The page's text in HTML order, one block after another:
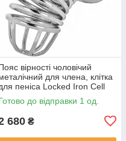
вірності чоловічий
для члена, клітка
пеніса Locked Iron Cell
сріблястий
до відправки 1 од.
680 ₴